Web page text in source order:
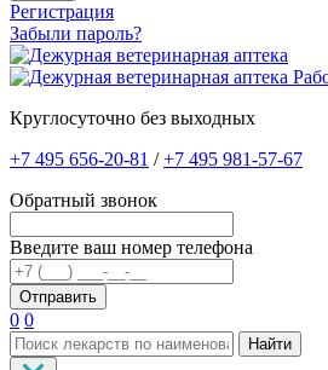
Регистрация
Забыли пароль?
Круглосуточно без выходных
+7 495 656-20-81 /+7 495 981-57-67
Обратный звонок
Введите ваш номер телефона
0 0
Найти